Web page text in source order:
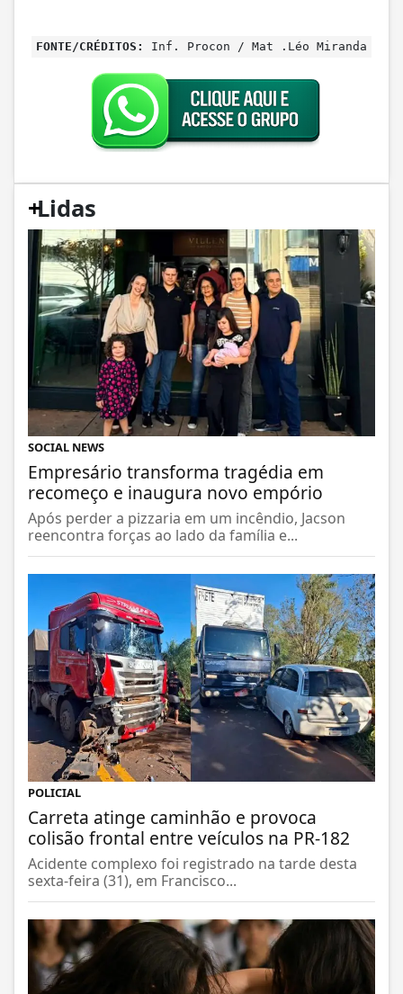
FONTE/CRÉDITOS: Inf. Procon / Mat .Léo Miranda
+
Lidas
SOCIAL NEWS
Empresário transforma tragédia em
recomeço e inaugura novo empório
Após perder a pizzaria em um incêndio, Jacson
reencontra forças ao lado da família e...
POLICIAL
Carreta atinge caminhão e provoca
colisão frontal entre veículos na PR-182
Acidente complexo foi registrado na tarde desta
sexta-feira (31), em Francisco...